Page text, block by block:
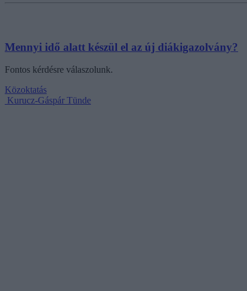
Mennyi idő alatt készül el az új diákigazolvány?
Fontos kérdésre válaszolunk.
Közoktatás
Kurucz-Gáspár Tünde